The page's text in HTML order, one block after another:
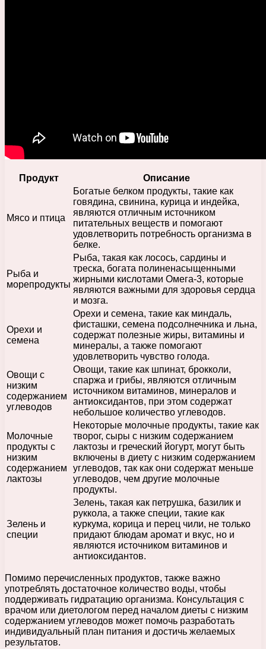
Продукт Описание
Мясо и птица
Богатые белком продукты, такие как
говядина, свинина, курица и индейка,
являются отличным источником
питательных веществ и помогают
удовлетворить потребность организма в
белке.
Рыба и
морепродукты
Рыба, такая как лосось, сардины и
треска, богата полиненасыщенными
жирными кислотами Омега-3, которые
являются важными для здоровья сердца
и мозга.
Орехи и
семена
Орехи и семена, такие как миндаль,
фисташки, семена подсолнечника и льна,
содержат полезные жиры, витамины и
минералы, а также помогают
удовлетворить чувство голода.
Овощи с
низким
содержанием
углеводов
Овощи, такие как шпинат, брокколи,
спаржа и грибы, являются отличным
источником витаминов, минералов и
антиоксидантов, при этом содержат
небольшое количество углеводов.
Молочные
продукты с
низким
содержанием
лактозы
Некоторые молочные продукты, такие как
творог, сыры с низким содержанием
лактозы и греческий йогурт, могут быть
включены в диету с низким содержанием
углеводов, так как они содержат меньше
углеводов, чем другие молочные
продукты.
Зелень и
специи
Зелень, такая как петрушка, базилик и
руккола, а также специи, такие как
куркума, корица и перец чили, не только
придают блюдам аромат и вкус, но и
являются источником витаминов и
антиоксидантов.
Помимо перечисленных продуктов, также важно
употреблять достаточное количество воды, чтобы
поддерживать гидратацию организма. Консультация с
врачом или диетологом перед началом диеты с низким
содержанием углеводов может помочь разработать
индивидуальный план питания и достичь желаемых
результатов.